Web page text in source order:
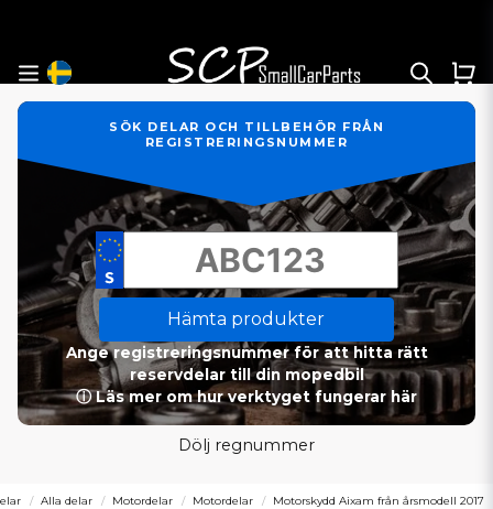
SÖK DELAR OCH TILLBEHÖR FRÅN
REGISTRERINGSNUMMER
Hämta produkter
Ange registreringsnummer för att hitta rätt
reservdelar till din mopedbil
ⓘ Läs mer om hur verktyget fungerar här
Dölj regnummer
Alla delar Motordelar Motordelar Motorskydd Aixam från årsmodell 2017